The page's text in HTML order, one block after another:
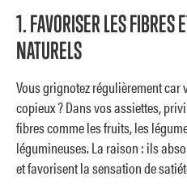
1. FAVORISER LES FIBRES
NATURELS
Vous grignotez régulièrement car
copieux ? Dans vos assiettes,
fibres comme les fruits, les
légumineuses. La raison : ils
et favorisent la sensation de